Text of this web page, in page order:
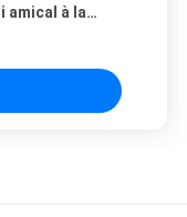
amical à la